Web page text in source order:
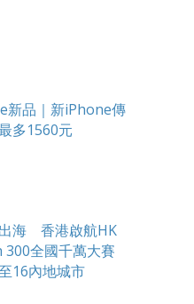
新品｜新iPhone傳
多1560元
海 香港啟航HK
300全國千萬大賽
16內地城市